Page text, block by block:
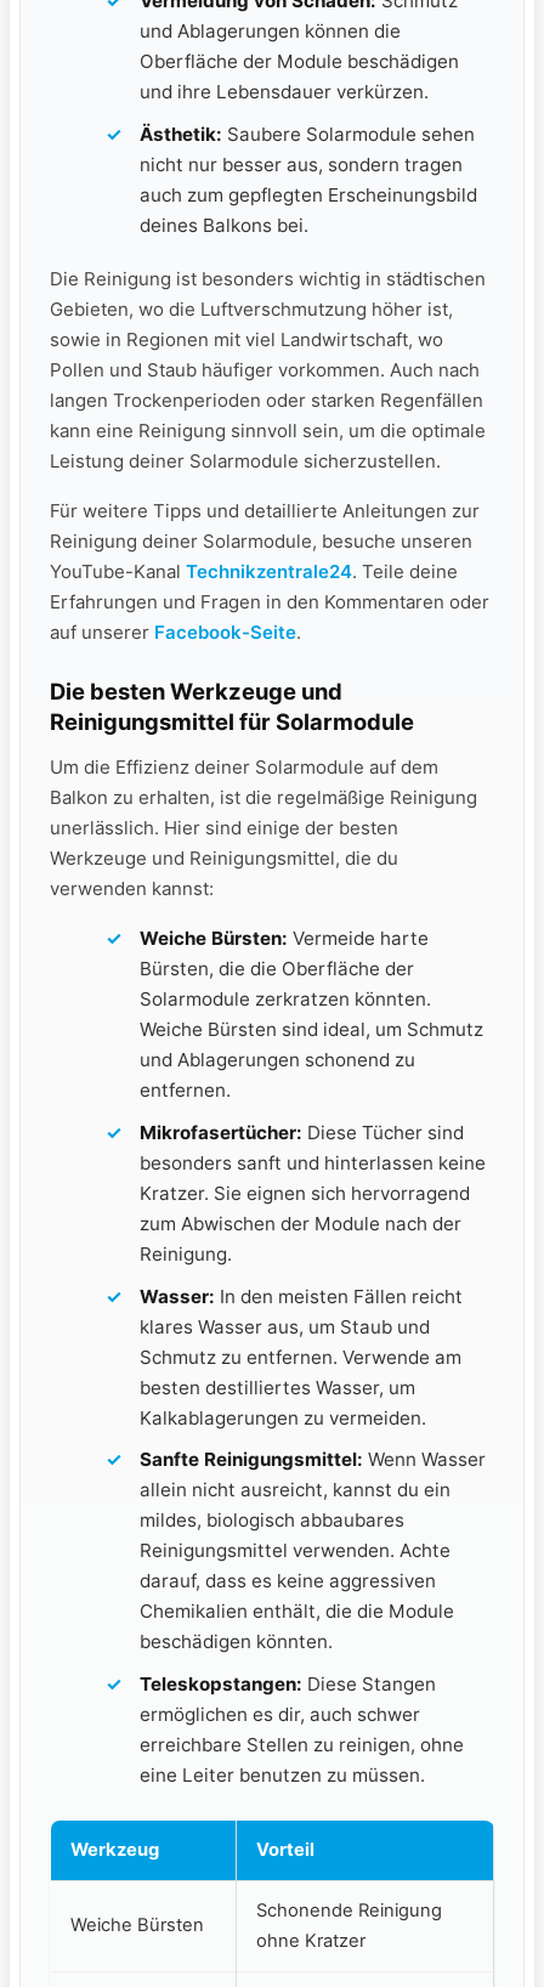
und Ablagerungen können die
Oberfläche der Module beschädigen
⁤und ihre ⁣Lebensdauer verkürzen.
Ästhetik: Saubere Solarmodule sehen
nicht nur besser aus, sondern tragen
auch zum gepflegten Erscheinungsbild
deines Balkons ⁣bei.
Die⁢ Reinigung ist ​besonders wichtig in städtischen
Gebieten, wo‌ die Luftverschmutzung höher ist,
sowie in Regionen ⁤mit viel Landwirtschaft, wo
Pollen und Staub häufiger‍ vorkommen. Auch nach
langen Trockenperioden oder starken⁣ Regenfällen
kann eine Reinigung sinnvoll sein, ⁤um die ‌optimale
Leistung deiner ​Solarmodule sicherzustellen.
Für weitere Tipps und detaillierte Anleitungen zur
‌Reinigung deiner Solarmodule, ⁣besuche unseren
YouTube-Kanal Technikzentrale24. Teile deine
Erfahrungen und Fragen in den Kommentaren oder‌
auf unserer Facebook-Seite.
Die ⁤besten ‌Werkzeuge ⁢und
Reinigungsmittel‍ für Solarmodule
Um⁤ die Effizienz deiner Solarmodule auf‌ dem
Balkon zu​ erhalten, ist die regelmäßige Reinigung
unerlässlich. Hier sind einige der ‍besten
Werkzeuge und Reinigungsmittel, ​die du
verwenden kannst:
Weiche Bürsten: Vermeide harte
Bürsten, die die Oberfläche der
⁤Solarmodule⁣ zerkratzen⁢ könnten.
Weiche ‍Bürsten​ sind ideal, um Schmutz
‍und Ablagerungen schonend zu
entfernen.
Mikrofasertücher: Diese Tücher sind
besonders ⁣sanft und hinterlassen keine
Kratzer. Sie eignen sich hervorragend
zum Abwischen der Module nach der
Reinigung.
Wasser: In den ​meisten Fällen reicht
⁤klares Wasser aus, um Staub und
Schmutz zu entfernen.​ Verwende am
⁤besten destilliertes‌ Wasser, um
Kalkablagerungen zu​ vermeiden.
Sanfte Reinigungsmittel: Wenn Wasser
allein nicht ausreicht, ⁤kannst ‍du ein
⁢mildes, biologisch abbaubares
Reinigungsmittel verwenden. Achte
darauf, dass es keine aggressiven
Chemikalien enthält, die⁣ die Module
beschädigen könnten.
Teleskopstangen: Diese Stangen
ermöglichen es dir, auch schwer
erreichbare Stellen zu reinigen, ohne
eine Leiter⁤ benutzen zu müssen.
Werkzeug Vorteil
Weiche Bürsten
Schonende Reinigung
ohne Kratzer